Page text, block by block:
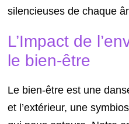
silencieuses de chaque
L’Impact de
le bien-être
Le bien-être est une
et l’extérieur, une